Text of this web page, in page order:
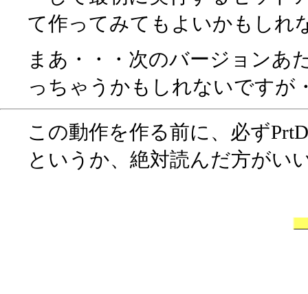
て作ってみてもよいかもしれ
まあ・・・次のバージョンあ
っちゃうかもしれないですが
この動作を作る前に、必ず
というか、絶対読んだ方がい